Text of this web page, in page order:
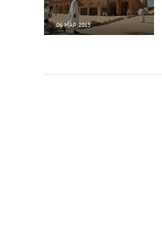
06 МАР 2015